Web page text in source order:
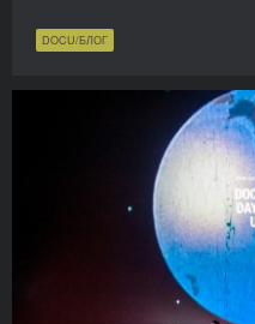
DOCU/БЛОГ